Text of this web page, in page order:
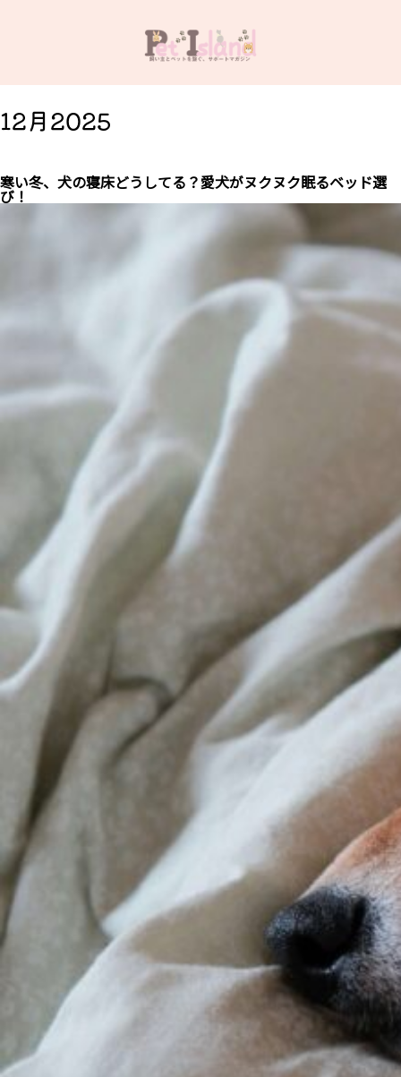
12月2025
寒い冬、犬の寝床どうしてる？愛犬がヌクヌク眠るベッド選
び！